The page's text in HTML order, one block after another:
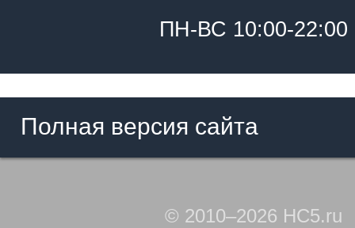
ПН-ВС 10:00-22:00
Полная версия сайта
© 2010–2026 HC5.ru